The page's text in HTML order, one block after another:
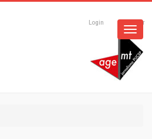
Login Registrar